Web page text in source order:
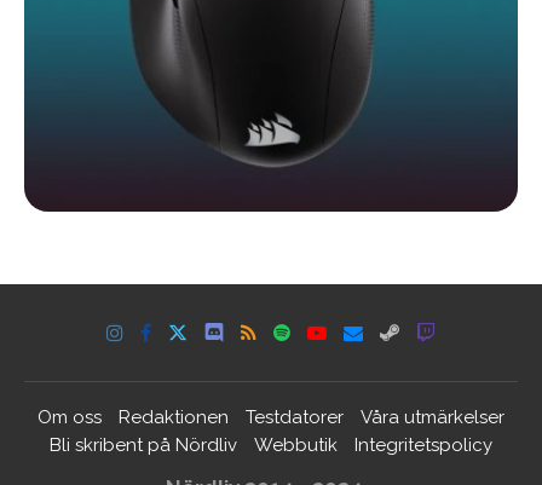
Om oss Redaktionen Testdatorer
Våra utmärkelser
Bli skribent på Nördliv
Webbutik Integritetspolicy